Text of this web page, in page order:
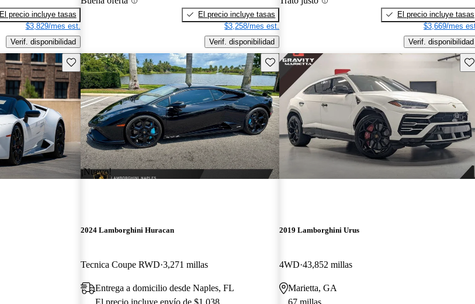
El precio incluye tasas
$3,829/mes est.
Verif. disponibilidad
El precio incluye tasas
$3,258/mes est.
Verif. disponibilidad
El precio incluye tasas
$3,669/mes
Verif. disponibilidad
Guarda este Aviso
¡Nuevo!
Guarda este Aviso
2024 Lamborghini Huracan
Tecnica Coupe RWD 3,271 millas
Entrega a domicilio desde Naples, FL
El precio incluye envío de $1,038
2019 Lamborghini Urus
4WD 43,852 millas
Marietta, GA
67 millas